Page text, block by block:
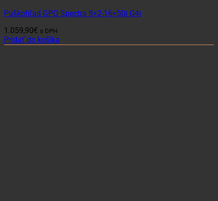
Puškohľad GPO Spectra 8×2-16×50i G4i
1.059,90€ s DPH
Pridať do košíka